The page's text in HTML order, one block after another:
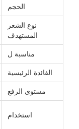
الحجم
نوع الشعر
المستهدف
مناسبة ل
الفائدة الرئيسية
مستوى الرفع
استخدام